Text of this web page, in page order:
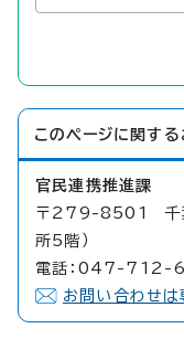
このページに関する
官民連携推進課
〒279-8501 千葉
所5階）
電話：047-712-
お問い合わせは